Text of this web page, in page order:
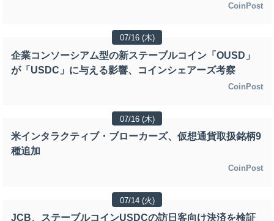
CoinPost
07/16 (木)
企業コンソーシアム型の新ステーブルコイン「OUSD」
が「USDC」に与える影響、コインシェアーズ考察
CoinPost
07/16 (木)
米インタラクティブ・ブローカーズ、仮想通貨取扱銘柄9
種追加
CoinPost
07/14 (火)
JCB、ステーブルコインUSDCの訪日客向け決済を検証